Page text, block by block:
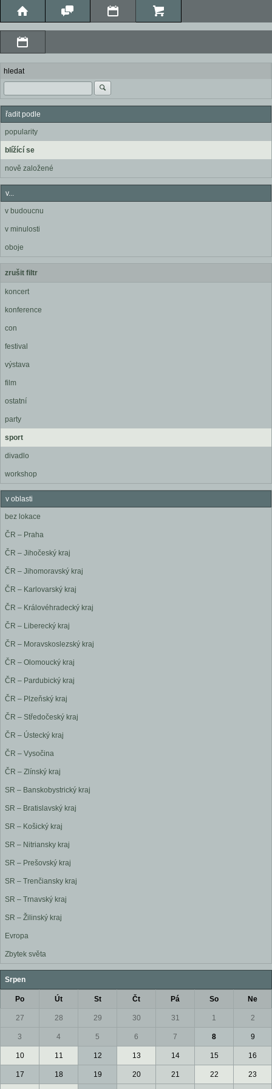
hledat
řadit podle
popularity
blížící se
nově založené
v...
v budoucnu
v minulosti
oboje
zrušit filtr
koncert
konference
con
festival
výstava
film
ostatní
party
sport
divadlo
workshop
v oblasti
bez lokace
ČR – Praha
ČR – Jihočeský kraj
ČR – Jihomoravský kraj
ČR – Karlovarský kraj
ČR – Královéhradecký kraj
ČR – Liberecký kraj
ČR – Moravskoslezský kraj
ČR – Olomoucký kraj
ČR – Pardubický kraj
ČR – Plzeňský kraj
ČR – Středočeský kraj
ČR – Ústecký kraj
ČR – Vysočina
ČR – Zlínský kraj
SR – Banskobystrický kraj
SR – Bratislavský kraj
SR – Košický kraj
SR – Nitriansky kraj
SR – Prešovský kraj
SR – Trenčiansky kraj
SR – Trnavský kraj
SR – Žilinský kraj
Evropa
Zbytek světa
Srpen
Po Út St Čt Pá So Ne
27 28 29 30 31 1 2
3 4 5 6 7 8 9
10 11 12 13 14 15 16
17 18 19 20 21 22 23